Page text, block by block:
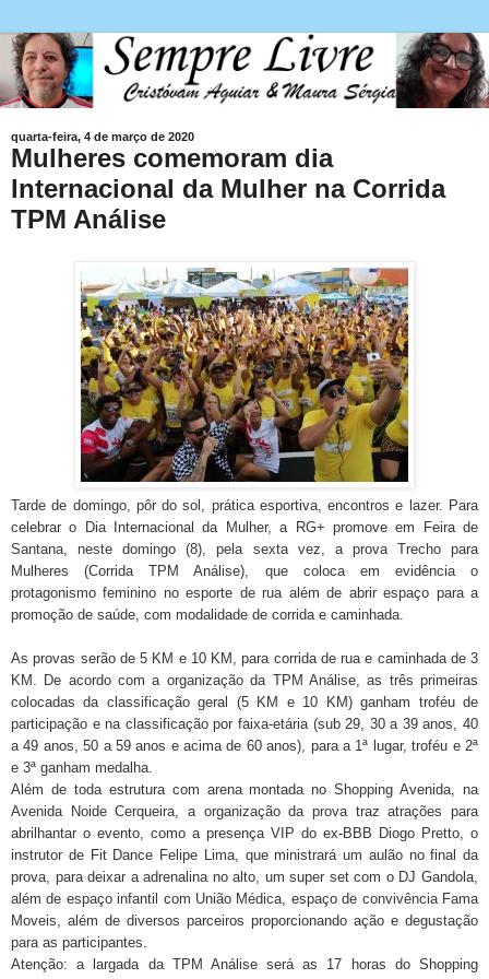
quarta-feira, 4 de março de 2020
Mulheres comemoram dia
Internacional da Mulher na Corrida
TPM Análise
Tarde de domingo, pôr do sol, prática esportiva, encontros e lazer. Para
celebrar o Dia Internacional da Mulher, a RG+ promove em Feira de
Santana, neste domingo (8), pela sexta vez, a prova Trecho para
Mulheres (Corrida TPM Análise), que coloca em evidência o
protagonismo feminino no esporte de rua além de abrir espaço para a
promoção de saúde, com modalidade de corrida e caminhada.
As provas serão de 5 KM e 10 KM, para corrida de rua e caminhada de 3
KM. De acordo com a organização da TPM Análise, as três primeiras
colocadas da classificação geral (5 KM e 10 KM) ganham troféu de
participação e na classificação por faixa-etária (sub 29, 30 a 39 anos, 40
a 49 anos, 50 a 59 anos e acima de 60 anos), para a 1ª lugar, troféu e 2ª
e 3ª ganham medalha.
Além de toda estrutura com arena montada no Shopping Avenida, na
Avenida Noide Cerqueira, a organização da prova traz atrações para
abrilhantar o evento, como a presença VIP do ex-BBB Diogo Pretto, o
instrutor de Fit Dance Felipe Lima, que ministrará um aulão no final da
prova, para deixar a adrenalina no alto, um super set com o DJ Gandola,
além de espaço infantil com União Médica, espaço de convivência Fama
Moveis, além de diversos parceiros proporcionando ação e degustação
para as participantes.
Atenção: a largada da TPM Análise será as 17 horas do Shopping